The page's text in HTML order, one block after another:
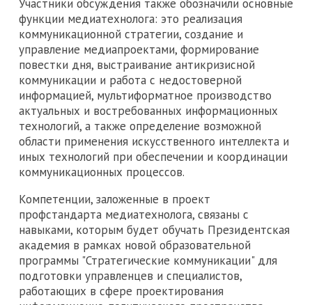
Участники обсуждения также обозначили основные
функции медиатехнолога: это реализация
коммуникационной стратегии, создание и
управление медиапроектами, формирование
повестки дня, выстраивание антикризисной
коммуникации и работа с недостоверной
информацией, мультиформатное производство
актуальных и востребованных информационных
технологий, а также определение возможной
области применения искусственного интеллекта и
иных технологий при обеспечении и координации
коммуникационных процессов.
Компетенции, заложенные в проект
профстандарта медиатехнолога, связаны с
навыками, которым будет обучать Президентская
академия в рамках новой образовательной
программы "Стратегические коммуникации" для
подготовки управленцев и специалистов,
работающих в сфере проектирования